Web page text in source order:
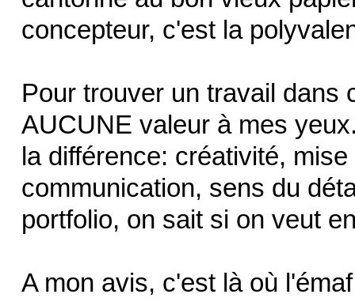
concepteur, c'est la
Pour trouver un travail dans
AUCUNE valeur à mes
la différence: créativité,
communication, sens du
portfolio, on sait si on veut
A mon avis, c'est là où